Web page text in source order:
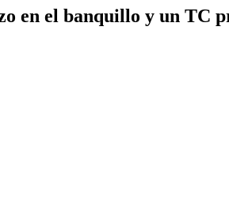
en el banquillo y un TC